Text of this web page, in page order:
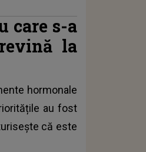
care s-a
la
hormonale
au fost
că este